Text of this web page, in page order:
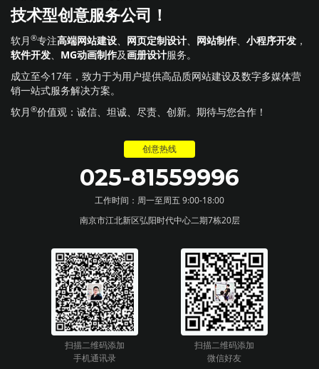
技术型创意服务公司！
软月 ®专注高端网站建设、 网页定制设计、 网站制作、 小程序开发 ，
软件开发、 MG动画制作及画册设计服务。
成立至今17年，致力于为用户提供高品质网站建设及数字多媒体营
销一站式服务解决方案。
软月 ®价值观：诚信、坦诚、尽责、创新。期待与您合作！
创意热线
025-81559996
工作时间：周一至周五 9:00-18:00
南京市江北新区弘阳时代中心二期7栋20层
扫描二维码添加
手机通讯录
扫描二维码添加
微信好友